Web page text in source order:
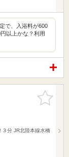
で、入浴料が600
以上かな？利用
お気に入
りに追加
３分 JR北陸本線水橋